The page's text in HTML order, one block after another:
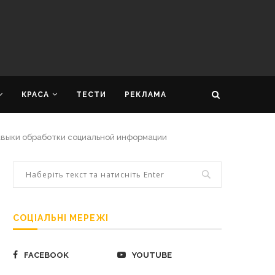
КРАСА ТЕСТИ РЕКЛАМА
обработки социальной информации
СОЦІАЛЬНІ МЕРЕЖІ
FACEBOOK YOUTUBE